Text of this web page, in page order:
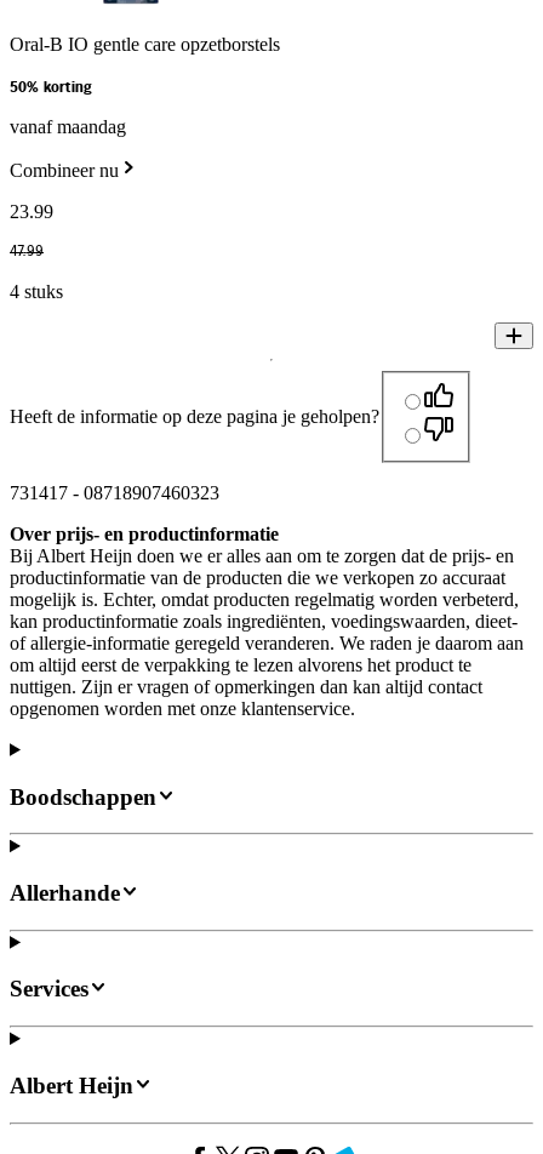
Oral-B IO gentle care opzetborstels
50% korting
vanaf maandag
Combineer nu
23.99
47.99
4 stuks
Heeft de informatie op deze pagina je geholpen?
731417 - 08718907460323
Over prijs- en productinformatie
Bij Albert Heijn doen we er alles aan om te zorgen dat de prijs- en
productinformatie van de producten die we verkopen zo accuraat
mogelijk is. Echter, omdat producten regelmatig worden verbeterd,
kan productinformatie zoals ingrediënten, voedingswaarden, dieet-
of allergie-informatie geregeld veranderen. We raden je daarom aan
om altijd eerst de verpakking te lezen alvorens het product te
nuttigen. Zijn er vragen of opmerkingen dan kan altijd contact
opgenomen worden met onze klantenservice.
Boodschappen
Allerhande
Services
Albert Heijn